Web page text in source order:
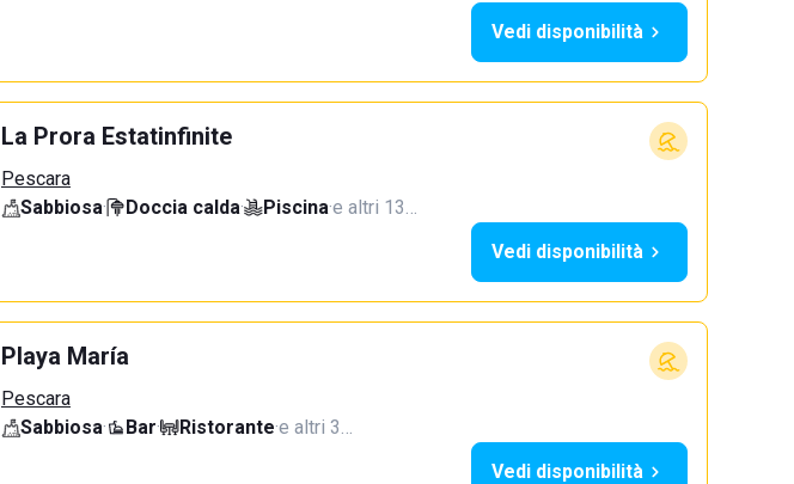
Vedi disponibilità
La Prora Estatinfinite
Pescara
Sabbiosa· Doccia calda· Piscina·e altri 13…
Vedi disponibilità
Playa María
Pescara
Sabbiosa· Bar· Ristorante·e altri 3…
Vedi disponibilità